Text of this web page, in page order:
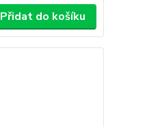
Přidat do košíku